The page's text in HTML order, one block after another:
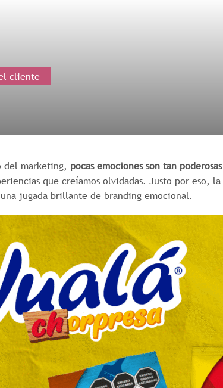
cliente
del marketing, pocas emociones son tan
que creíamos olvidadas. Justo por eso,
jugada brillante de branding emocional.